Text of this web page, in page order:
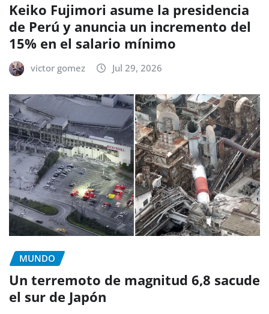
Keiko Fujimori asume la presidencia
de Perú y anuncia un incremento del
15% en el salario mínimo
victor gomez Jul 29, 2026
MUNDO
Un terremoto de magnitud 6,8 sacude
el sur de Japón